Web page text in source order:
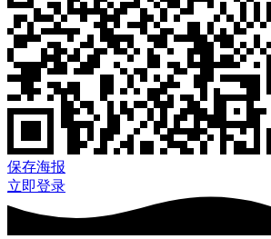
保存海报
立即登录